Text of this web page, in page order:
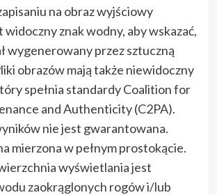
na obraz wyjściowy
widoczny znak wodny, aby wskazać,
wygenerowany przez sztuczną
obrazów mają także niewidoczny
spełnia standardy Coalition for
and Authenticity (C2PA).
nie jest gwarantowana.
mierzona w pełnym prostokącie.
wyświetlania jest
zaokrąglonych rogów i/lub